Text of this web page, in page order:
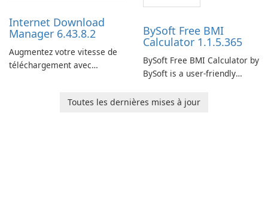
Internet Download
Manager 6.43.8.2
Augmentez votre vitesse de
téléchargement avec
BySoft Free BMI
Calculator 1.1.5.365
BySoft Free BMI Calculator by
BySoft is a user-friendly
designed to help you
Toutes les dernières mises à jour